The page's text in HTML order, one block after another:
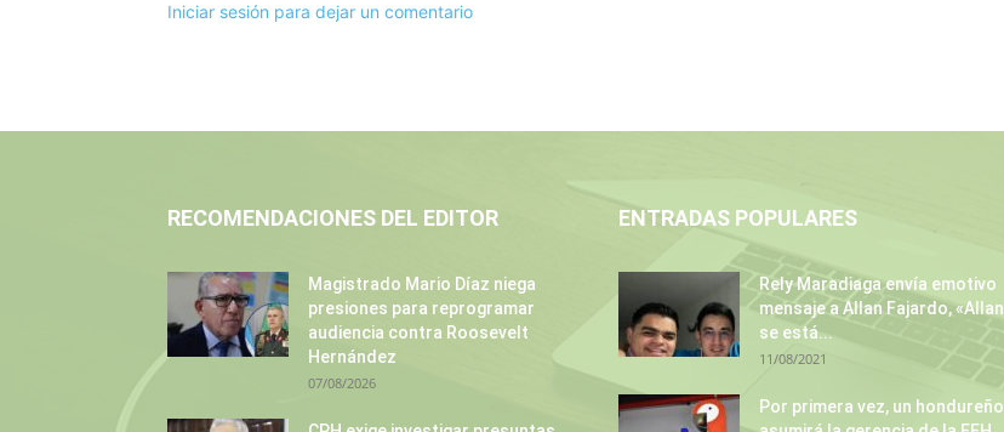
Iniciar sesión para dejar un comentario
RECOMENDACIONES DEL EDITOR
Magistrado Mario Díaz niega
presiones para reprogramar
audiencia contra Roosevelt
Hernández
07/08/2026
ENTRADAS POPULARES
Rely Maradiaga envía emotivo
mensaje a Allan Fajardo, «Allan
se está...
11/08/2021
Por primera vez, un hondureño